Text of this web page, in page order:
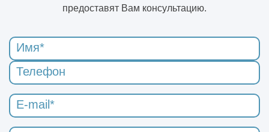
предоставят Вам консультацию.